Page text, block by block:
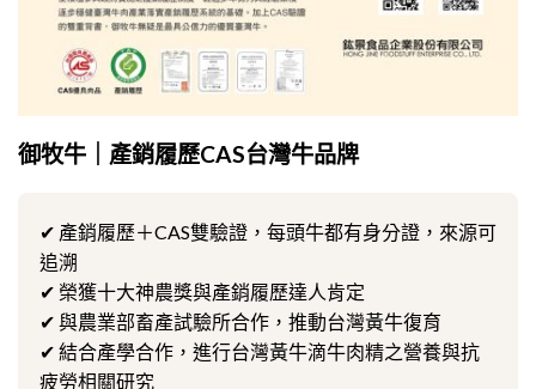
御牧牛｜產銷履歷CAS台灣牛品牌
✔ 產銷履歷＋CAS雙驗證，每頭牛都有身分證，來源可
追溯
✔ 榮獲十大神農獎與產銷履歷達人肯定
✔ 與農業部畜產試驗所合作，推動台灣黃牛復育
✔ 結合產學合作，進行台灣黃牛滴牛肉精之營養與抗
疲勞相關研究